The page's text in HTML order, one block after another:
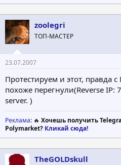
zoolegri
ТОП-МАСТЕР
23.07.2007
Протестируем и этот, правда
похоже перегнули(Reverse IP:
server. )
Реклама: 🔥 Хочешь получить
Polymarket? Кликай сюда!
TheGOLDskull